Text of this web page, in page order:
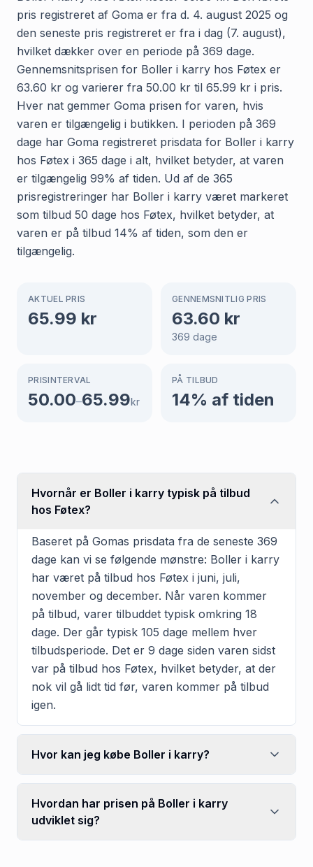
pris registreret af Goma er fra d. 4. august 2025 og
den seneste pris registreret er fra i dag (7. august),
hvilket dækker over en periode på 369 dage.
Gennemsnitsprisen for Boller i karry hos Føtex er
63.60 kr og varierer fra 50.00 kr til 65.99 kr i pris.
Hver nat gemmer Goma prisen for varen, hvis
varen er tilgængelig i butikken. I perioden på 369
dage har Goma registreret prisdata for Boller i karry
hos Føtex i 365 dage i alt, hvilket betyder, at varen
er tilgængelig 99% af tiden. Ud af de 365
prisregistreringer har Boller i karry været markeret
som tilbud 50 dage hos Føtex, hvilket betyder, at
varen er på tilbud 14% af tiden, som den er
tilgængelig.
AKTUEL PRIS
65.99 kr
GENNEMSNITLIG PRIS
63.60 kr
369 dage
PRISINTERVAL
50.00–65.99kr
PÅ TILBUD
14% af tiden
Hvornår er Boller i karry typisk på tilbud
hos Føtex?
Baseret på Gomas prisdata fra de seneste 369
dage kan vi se følgende mønstre: Boller i karry
har været på tilbud hos Føtex i juni, juli,
november og december. Når varen kommer
på tilbud, varer tilbuddet typisk omkring 18
dage. Der går typisk 105 dage mellem hver
tilbudsperiode. Det er 9 dage siden varen sidst
var på tilbud hos Føtex, hvilket betyder, at der
nok vil gå lidt tid før, varen kommer på tilbud
igen.
Hvor kan jeg købe Boller i karry?
Hvordan har prisen på Boller i karry
udviklet sig?